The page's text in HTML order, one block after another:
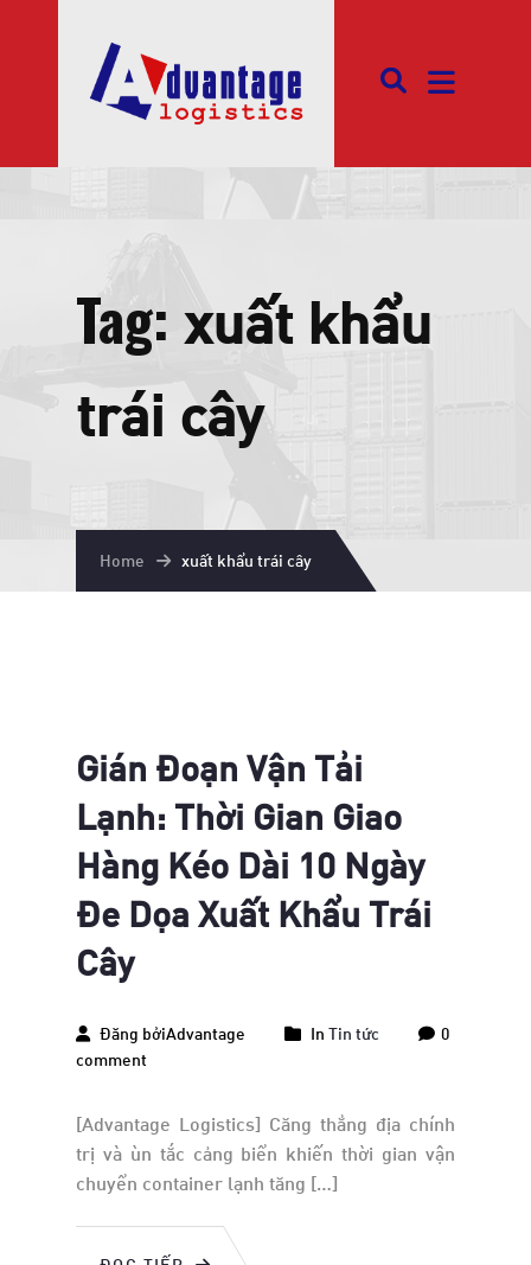
Tag: xuất khẩu
trái cây
Home
xuất khẩu trái cây
Gián Đoạn Vận Tải
Lạnh: Thời Gian Giao
Hàng Kéo Dài 10 Ngày
Đe Dọa Xuất Khẩu Trái
Cây
Đăng bởiAdvantage In Tin tức
0
comment
[Advantage Logistics] Căng thẳng địa chính
trị và ùn tắc cảng biển khiến thời gian vận
chuyển container lạnh tăng […]